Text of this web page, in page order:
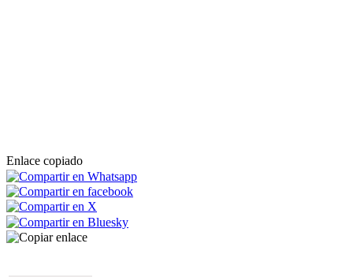
Enlace copiado